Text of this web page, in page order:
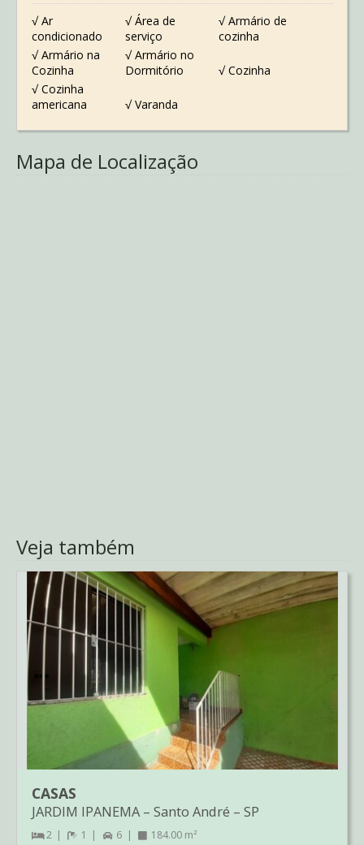
√ Ar
condicionado
√ Área de
serviço
√ Armário de
cozinha
√ Armário na
Cozinha
√ Armário no
Dormitório
√ Cozinha
√ Cozinha
americana
√ Varanda
Mapa de Localização
Veja também
CASAS
JARDIM IPANEMA – Santo André – SP
2 1 6 184.00 m²